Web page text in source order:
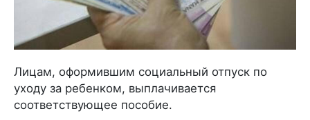
Лицам, оформившим социальный отпуск по
уходу за ребенком, выплачивается
соответствующее пособие.